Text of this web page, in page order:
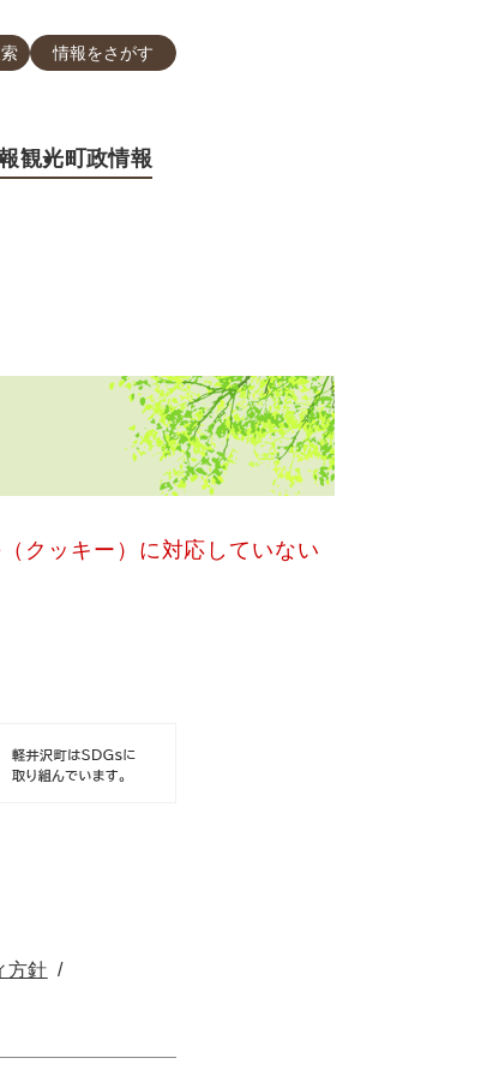
情報をさがす
観光町政情報
クッキー）に対応していない
方針